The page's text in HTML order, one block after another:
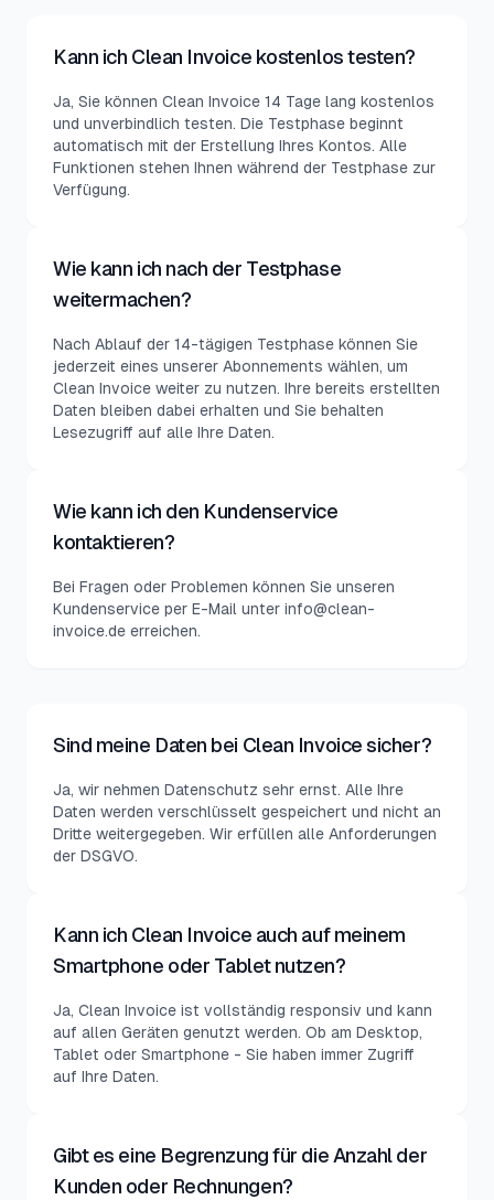
Kann ich Clean Invoice kostenlos testen?
Ja, Sie können Clean Invoice 14 Tage lang kostenlos
und unverbindlich testen. Die Testphase beginnt
automatisch mit der Erstellung Ihres Kontos. Alle
Funktionen stehen Ihnen während der Testphase zur
Verfügung.
Wie kann ich nach der Testphase
weitermachen?
Nach Ablauf der 14-tägigen Testphase können Sie
jederzeit eines unserer Abonnements wählen, um
Clean Invoice weiter zu nutzen. Ihre bereits erstellten
Daten bleiben dabei erhalten und Sie behalten
Lesezugriff auf alle Ihre Daten.
Wie kann ich den Kundenservice
kontaktieren?
Bei Fragen oder Problemen können Sie unseren
Kundenservice per E-Mail unter info@clean-
invoice.de erreichen.
Sind meine Daten bei Clean Invoice sicher?
Ja, wir nehmen Datenschutz sehr ernst. Alle Ihre
Daten werden verschlüsselt gespeichert und nicht an
Dritte weitergegeben. Wir erfüllen alle Anforderungen
der DSGVO.
Kann ich Clean Invoice auch auf meinem
Smartphone oder Tablet nutzen?
Ja, Clean Invoice ist vollständig responsiv und kann
auf allen Geräten genutzt werden. Ob am Desktop,
Tablet oder Smartphone - Sie haben immer Zugriff
auf Ihre Daten.
Gibt es eine Begrenzung für die Anzahl der
Kunden oder Rechnungen?